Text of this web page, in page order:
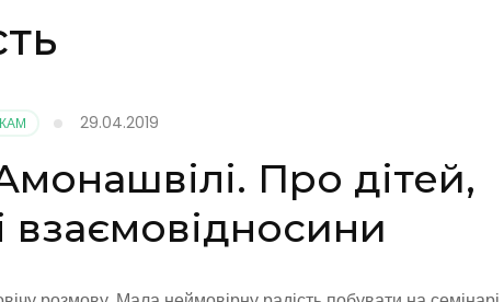
29.04.2019
Про дітей,
взаємовідносини